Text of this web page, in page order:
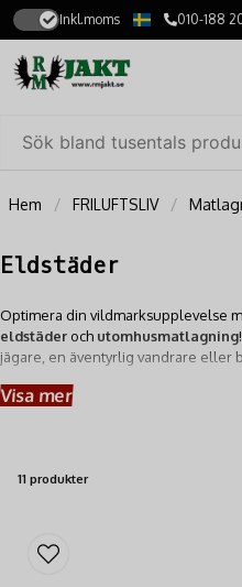
Inkl.moms 010-188
Hem FRILUFTSLIV
Eldstäder
Optimera din vildmarksupplevelse
eldstäder och utomhusmatlagning
jägare, en äventyrlig vandrare eller
mysfaktorn.
Visa mer
11 produkter